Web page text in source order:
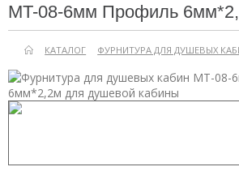
MT-08-6мм Профиль
КАТАЛОГ ФУРНИТУРА ДЛЯ ДУШЕВЫХ